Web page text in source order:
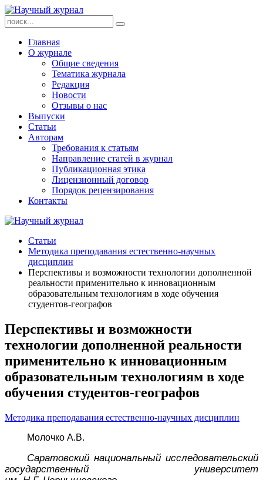
Главная
О журнале
Общие сведения
Тематика журнала
Редакция
Новости
Отзывы о нас
Выпуски
Статьи
Авторам
Требования к статьям
Направление статей в журнал
Публикационная этика
Лицензионный договор
Порядок рецензирования
Контакты
Статьи
Методика преподавания естественно-научных
дисциплин
Перспективы и возможности технологии дополненной
реальности применительно к инновационным
образовательным технологиям в ходе обучения
студентов-географов
Перспективы и возможности
технологии дополненной реальности
применительно к инновационным
образовательным технологиям в ходе
обучения студентов-географов
Методика преподавания естественно-научных дисциплин
Молочко А.В.
Саратовский национальный исследовательский
государственный университет